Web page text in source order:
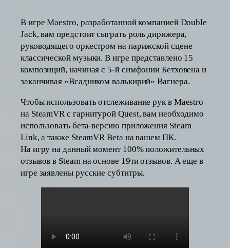
В игре Maestro, разработанной компанией Double
Jack, вам предстоит сыграть роль дирижера,
руководящего оркестром на парижской сцене
классической музыки. В игре представлено 15
композиций, начиная с 5-й симфонии Бетховена и
заканчивая «Всадником валькирий» Вагнера.
Чтобы использовать отслеживание рук в Maestro
на SteamVR с гарнитурой Quest, вам необходимо
использовать бета-версию приложения Steam
Link, а также SteamVR Beta на вашем ПК.
На игру на данный момент 100% положительных
отзывов в Steam на основе 19ти отзывов. А еще в
игре заявлены русские субтитры.